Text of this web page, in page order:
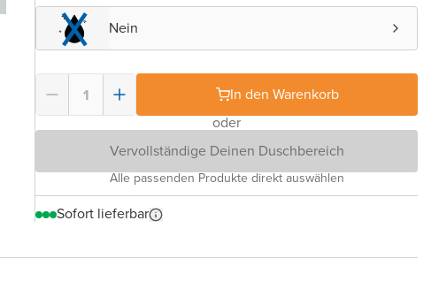
Nein
In den Warenkorb
oder
Vervollständige Deinen Duschbereich
Alle passenden Produkte direkt auswählen
Sofort lieferbar